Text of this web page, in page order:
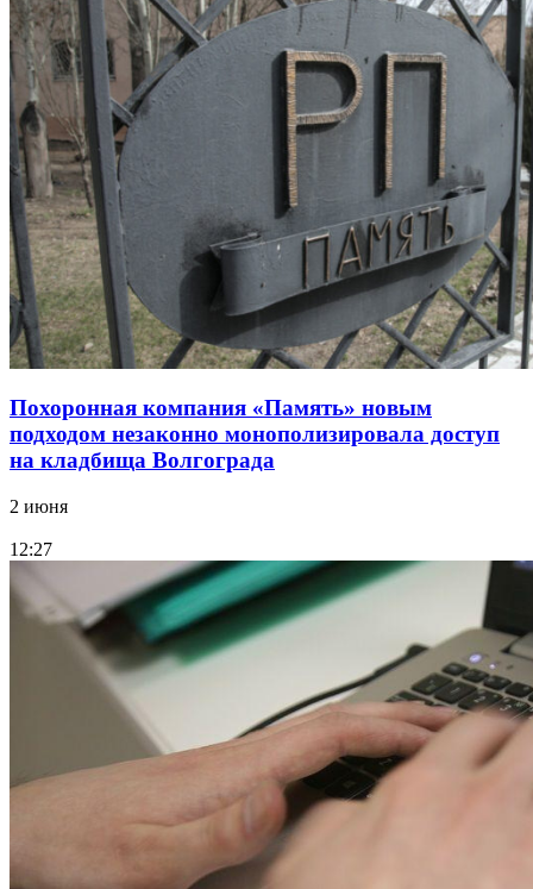
Похоронная компания «Память» новым
подходом незаконно монополизировала доступ
на кладбища Волгограда
2 июня
12:27